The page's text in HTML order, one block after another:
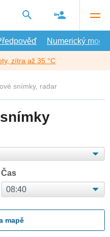
Numerický model
zítra až 35 °C
snímky, radar
Čas
mapě